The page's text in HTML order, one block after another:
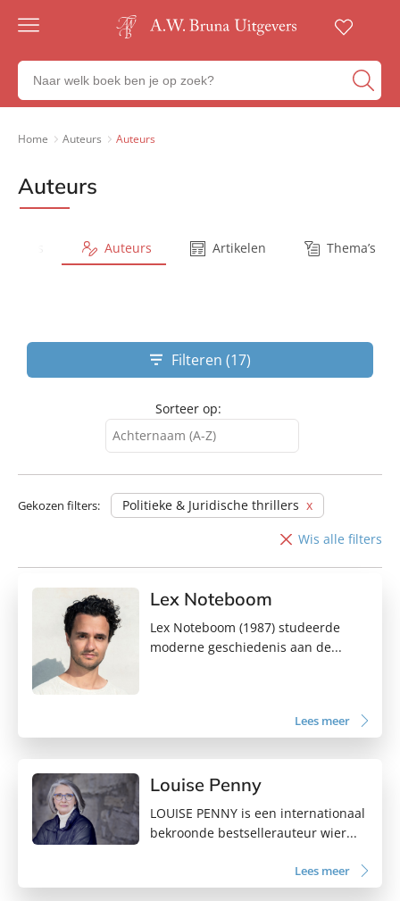
Gratis
23:00
besteld,
werkdag
Veilig
betalen
Zoeken
naar
boeken,
Home Auteurs Auteurs
Auteurs
Auteurs Artikelen Thema’s
Filteren (17)
Sorteer op:
Achternaam (A-Z)
Achternaam (Z-A)
Voornaam (Z-A)
Gekozen filters:
Politieke & Juridische thrillers
Wis alle filters
Lex Noteboom
Lex Noteboom (1987) studeerde
moderne geschiedenis aan de...
Lees meer
Louise Penny
LOUISE PENNY is een internationaal
bekroonde bestsellerauteur wier...
Lees meer